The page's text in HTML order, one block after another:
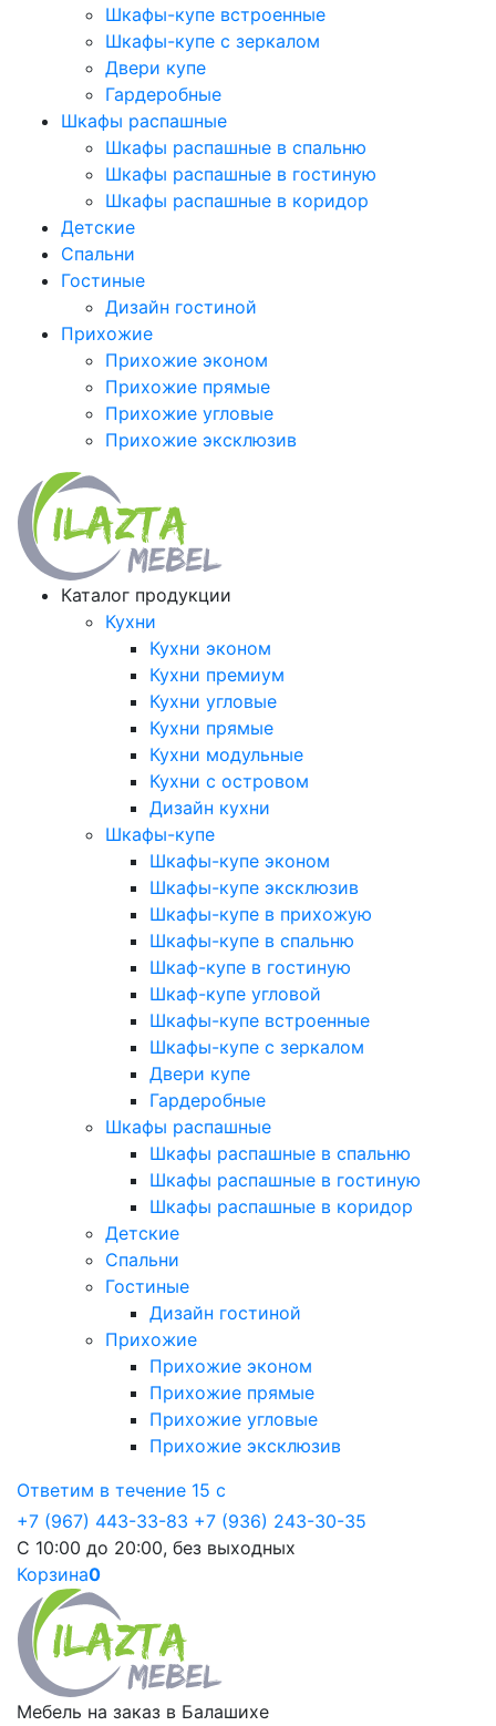
Шкафы-купе встроенные
Шкафы-купе с зеркалом
Двери купе
Гардеробные
Шкафы распашные
Шкафы распашные в спальню
Шкафы распашные в гостиную
Шкафы распашные в коридор
Детские
Спальни
Гостиные
Дизайн гостиной
Прихожие
Прихожие эконом
Прихожие прямые
Прихожие угловые
Прихожие эксклюзив
Каталог продукции
Кухни
Кухни эконом
Кухни премиум
Кухни угловые
Кухни прямые
Кухни модульные
Кухни с островом
Дизайн кухни
Шкафы-купе
Шкафы-купе эконом
Шкафы-купе эксклюзив
Шкафы-купе в прихожую
Шкафы-купе в спальню
Шкаф-купе в гостиную
Шкаф-купе угловой
Шкафы-купе встроенные
Шкафы-купе с зеркалом
Двери купе
Гардеробные
Шкафы распашные
Шкафы распашные в спальню
Шкафы распашные в гостиную
Шкафы распашные в коридор
Детские
Спальни
Гостиные
Дизайн гостиной
Прихожие
Прихожие эконом
Прихожие прямые
Прихожие угловые
Прихожие эксклюзив
Ответим в течение 15 с
+7 (967) 443-33-83 +7 (936) 243-30-35
С 10:00 до 20:00, без выходных
Корзина0
Мебель на заказ в Балашихе